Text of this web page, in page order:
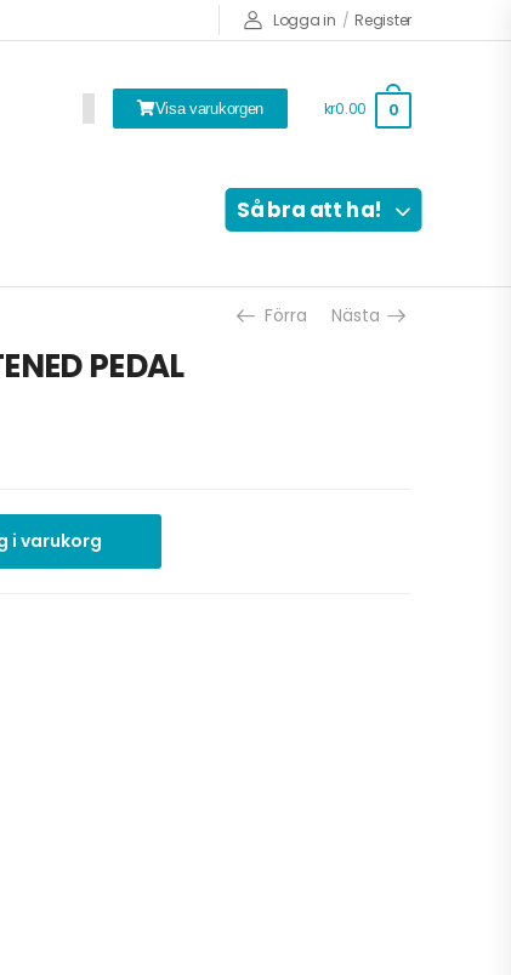
Logga in / Register
Visa varukorgen kr0.00 0
Så bra att ha!
Förra Nästa
PEDAL
i varukorg